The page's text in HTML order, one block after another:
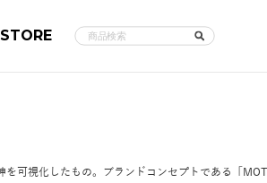
可視化したもの。ブランドコンセプトである「